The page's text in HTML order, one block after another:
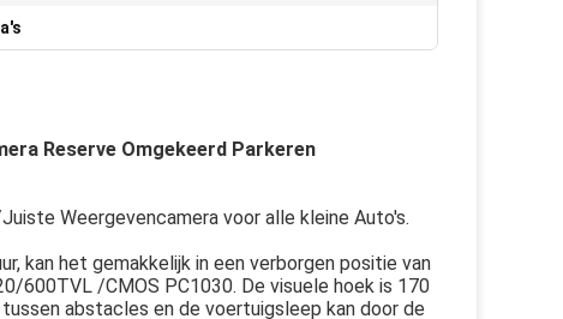
Reserve Omgekeerd Parkeren
Weergevencamera voor alle kleine Auto's.
kan het gemakkelijk in een verborgen positie van
600TVL /CMOS PC1030. De visuele hoek is 170
abstacles en de voertuigsleep kan door de